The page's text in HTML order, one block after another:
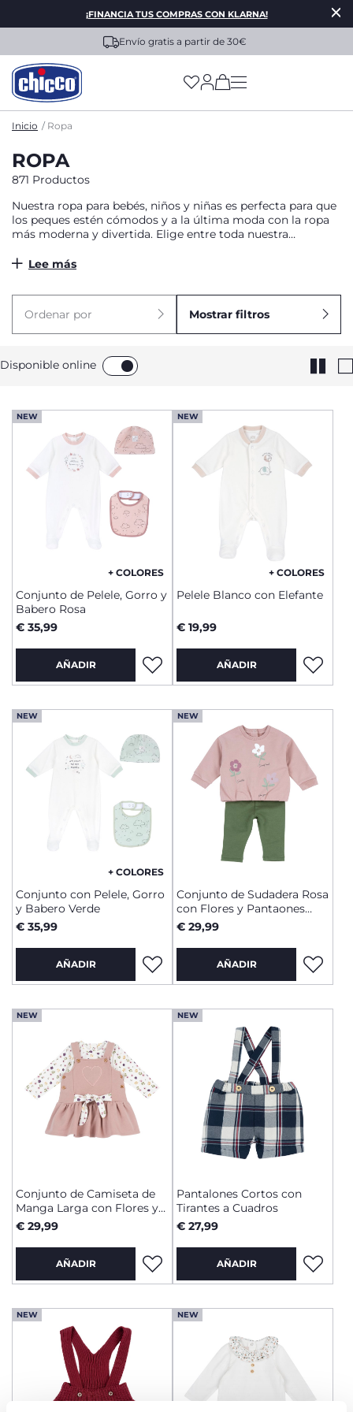
¡FINANCIA TUS COMPRAS CON KLARNA!
Entrega rápida en 2 - 5 días
(has more options
Inicio Ropa
ROPA
871 Productos
Nuestra ropa para bebés, niños y niñas es perfecta para que
los peques estén cómodos y a la última moda con la ropa
más moderna y divertida. Elige entre toda nuestra
las prendas más fresquitas y ligeras para el verano, hasta los
Lee más
Ordenar por Mostrar filtros
Disponible online
NEW
+ COLORES
Conjunto de Pelele, Gorro y
Babero Rosa
€ 35,99
AÑADIR
NEW
+ COLORES
Pelele Blanco con Elefante
€ 19,99
AÑADIR
NEW
+ COLORES
Conjunto con Pelele, Gorro
y Babero Verde
€ 35,99
AÑADIR
NEW
Conjunto de Sudadera Rosa
con Flores y Pantaones
Verdes
€ 29,99
AÑADIR
NEW
Conjunto de Camiseta de
Manga Larga con Flores y
Peto Falda Rosa
€ 29,99
AÑADIR
NEW
Pantalones Cortos con
Tirantes a Cuadros
€ 27,99
AÑADIR
NEW NEW